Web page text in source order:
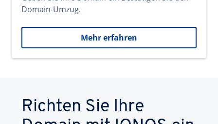
Domain-Umzug.
Mehr erfahren
Richten Sie Ihre